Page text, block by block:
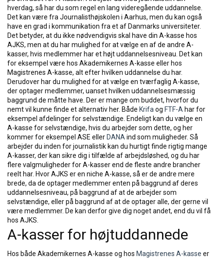
hverdag, så har du som regel en lang videregående uddannelse.
Det kan være fra Journalisthøjskolen i Aarhus, men du kan også
have en grad i kommunikation fra et af Danmarks universiteter.
Det betyder, at du ikke nødvendigvis skal have din A-kasse hos
AJKS, men at du har mulighed for at vælge en af de andre A-
kasser, hvis medlemmer har et højt uddannelsesniveau. Det kan
for eksempel være hos Akademikernes A-kasse eller hos
Magistrenes A-kasse, alt efter hvilken uddannelse du har.
Derudover har du mulighed for at vælge en tværfaglig A-kasse,
der optager medlemmer, uanset hvilken uddannelsesmæssig
baggrund de måtte have. Der er mange om buddet, hvorfor du
nemt vil kunne finde et alternativ her. Både Krifa og FTF-A har for
eksempel afdelinger for selvstændige. Endeligt kan du vælge en
A-kasse for selvstændige, hvis du arbejder som dette, og her
kommer for eksempel ASE eller DANA ind som muligheder. Så
arbejder du inden for journalistik kan du hurtigt finde rigtig mange
A-kasser, der kan sikre dig i tilfælde af arbejdsløshed, og du har
flere valgmuligheder for A-kasser end de fleste andre brancher
reelt har. Hvor AJKS er en niche A-kasse, så er de andre mere
brede, da de optager medlemmer enten på baggrund af deres
uddannelsesniveau, på baggrund af at de arbejder som
selvstændige, eller på baggrund af at de optager alle, der gerne vil
være medlemmer. De kan derfor give dig noget andet, end du vil få
hos AJKS.
A-kasser for højtuddannede
Hos både Akademikernes A-kasse og hos Magistrenes A-kasse er